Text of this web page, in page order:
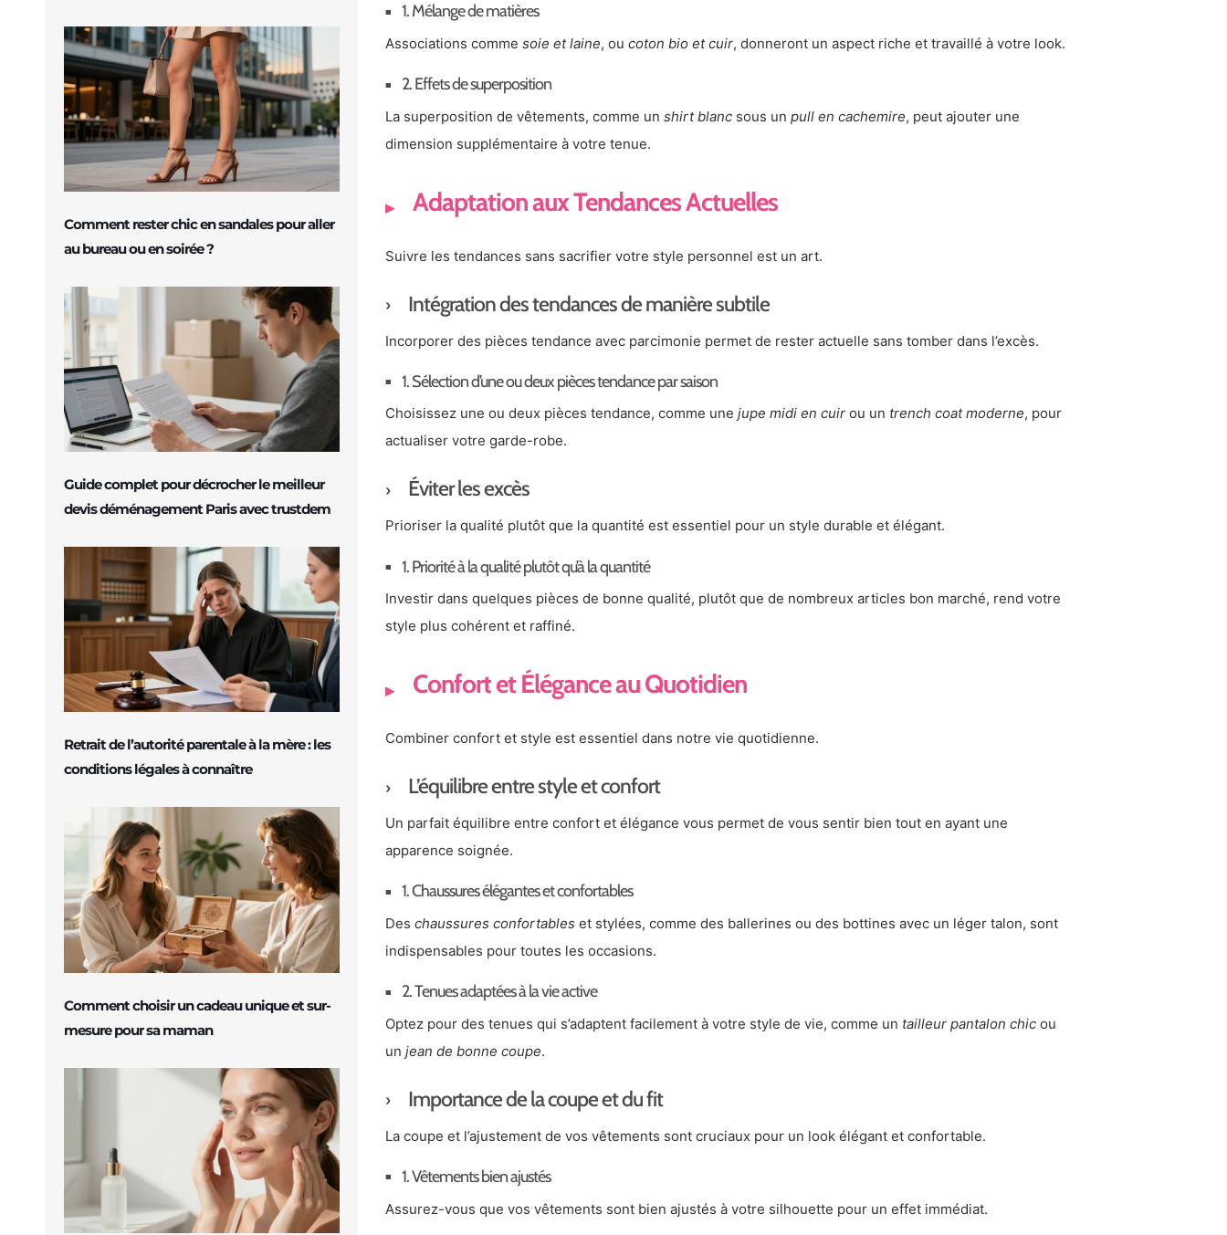
Comment rester chic en sandales pour aller
au bureau ou en soirée ?
Guide complet pour décrocher le meilleur
devis déménagement Paris avec trustdem
Retrait de l’autorité parentale à la mère : les
conditions légales à connaître
Comment choisir un cadeau unique et sur-
mesure pour sa maman
1. Mélange de matières
Associations comme soie et laine, ou coton bio et cuir, donneront un aspect riche et travaillé à votre look.
2. Effets de superposition
La superposition de vêtements, comme un shirt blanc sous un pull en cachemire, peut ajouter une
dimension supplémentaire à votre tenue.
Adaptation aux Tendances Actuelles
Suivre les tendances sans sacrifier votre style personnel est un art.
Intégration des tendances de manière subtile
Incorporer des pièces tendance avec parcimonie permet de rester actuelle sans tomber dans l’excès.
1. Sélection d’une ou deux pièces tendance par saison
Choisissez une ou deux pièces tendance, comme une jupe midi en cuir ou un trench coat moderne, pour
actualiser votre garde-robe.
Éviter les excès
Prioriser la qualité plutôt que la quantité est essentiel pour un style durable et élégant.
1. Priorité à la qualité plutôt qu’à la quantité
Investir dans quelques pièces de bonne qualité, plutôt que de nombreux articles bon marché, rend votre
style plus cohérent et raffiné.
Confort et Élégance au Quotidien
Combiner confort et style est essentiel dans notre vie quotidienne.
L’équilibre entre style et confort
Un parfait équilibre entre confort et élégance vous permet de vous sentir bien tout en ayant une
apparence soignée.
1. Chaussures élégantes et confortables
Des chaussures confortables et stylées, comme des ballerines ou des bottines avec un léger talon, sont
indispensables pour toutes les occasions.
2. Tenues adaptées à la vie active
Optez pour des tenues qui s’adaptent facilement à votre style de vie, comme un tailleur pantalon chic ou
un jean de bonne coupe.
Importance de la coupe et du fit
La coupe et l’ajustement de vos vêtements sont cruciaux pour un look élégant et confortable.
1. Vêtements bien ajustés
Assurez-vous que vos vêtements sont bien ajustés à votre silhouette pour un effet immédiat.